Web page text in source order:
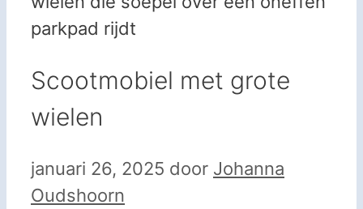
Scootmobiel met grote
wielen
januari 26, 2025 door Johanna
Oudshoorn